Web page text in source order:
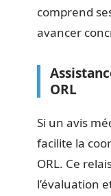
comprend
avancer
ORL
Si un avis
facilite la
ORL. Ce
l’évaluation